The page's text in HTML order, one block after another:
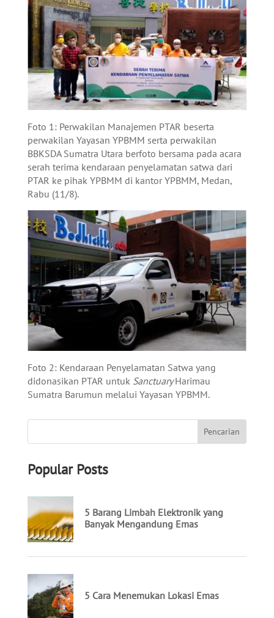
Foto 1: Perwakilan Manajemen PTAR beserta
perwakilan Yayasan YPBMM serta perwakilan
BBKSDA Sumatra Utara berfoto bersama pada acara
serah terima kendaraan penyelamatan satwa dari
PTAR ke pihak YPBMM di kantor YPBMM, Medan,
Rabu (11/8).
Foto 2: Kendaraan Penyelamatan Satwa yang
didonasikan PTAR untuk SanctuaryHarimau
Sumatra Barumun melalui Yayasan YPBMM.
Popular Posts